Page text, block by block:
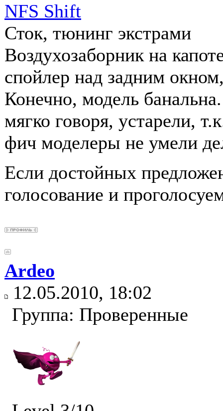
NFS Shift
Сток, тюнинг экстрами
Воздухозаборник на
спойлер над задним
Конечно, модель
мягко говоря, устарели,
фич моделеры не умели
Если достойных
голосование и
Ardeo
12.05.2010, 18:02
Группа: Проверенные